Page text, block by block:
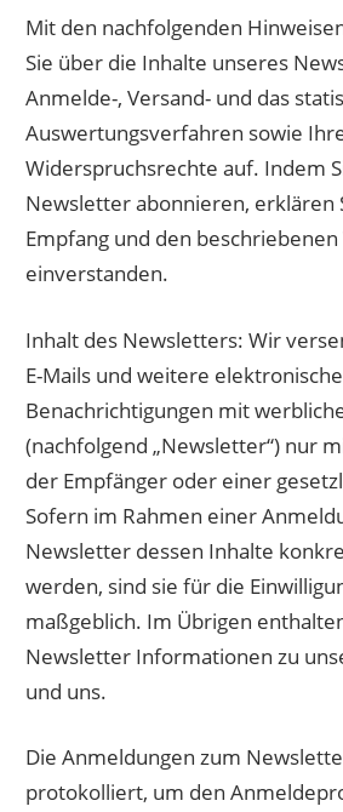
Mit den nachfolgenden
Sie über die Inhalte unseres
Anmelde-, Versand- und das
Auswertungsverfahren sowie
Widerspruchsrechte auf. Indem
Newsletter abonnieren, erklären
Empfang und den
einverstanden.
Inhalt des Newsletters: Wir
E-Mails und weitere elektronische
Benachrichtigungen mit
(nachfolgend „Newsletter“) nur
der Empfänger oder einer
Sofern im Rahmen einer
Newsletter dessen Inhalte
werden, sind sie für die
maßgeblich. Im Übrigen
Newsletter Informationen zu
und uns.
Die Anmeldungen zum
protokolliert, um den